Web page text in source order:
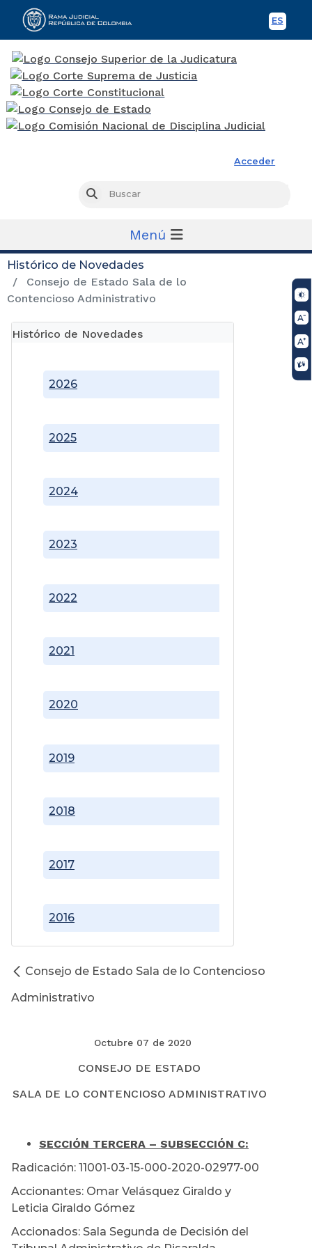
ES
Acceder
Buscar
Menú
Histórico de Novedades
Consejo de Estado Sala de lo
Contencioso Administrativo
Histórico de Novedades
2016
2017
2018
2019
2020
2021
2022
2023
2024
2025
2026
Consejo de Estado Sala de lo Contencioso
Administrativo
Octubre 07 de 2020
CONSEJO DE ESTADO
SALA DE LO CONTENCIOSO ADMINISTRATIVO
SECCIÓN TERCERA – SUBSECCIÓN C:
Radicación: 11001-03-15-000-2020-02977-00
Accionantes: Omar Velásquez Giraldo y
Leticia Giraldo Gómez
Accionados: Sala Segunda de Decisión del